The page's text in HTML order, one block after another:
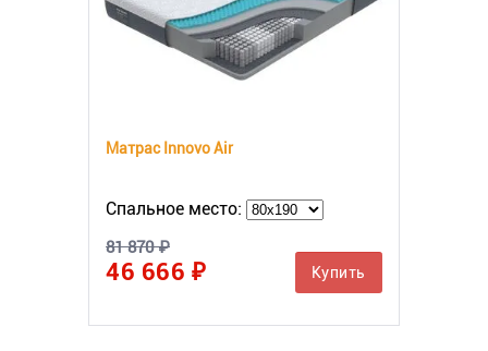
Матрас Innovo Air
Спальное место:
81 870 ₽
46 666 ₽ Купить